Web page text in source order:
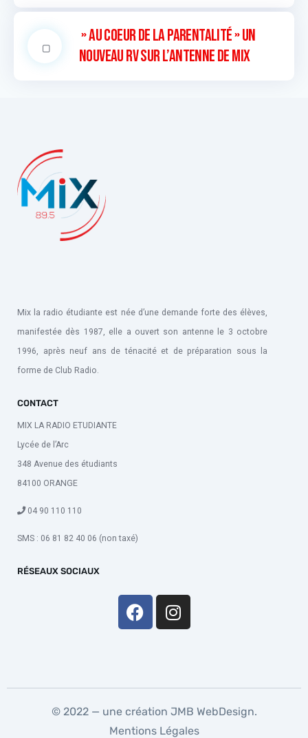
» Au coeur de la parentalité » un
nouveau RV sur l’antenne de Mix
Mix la radio étudiante est née d’une demande forte des élèves,
manifestée dès 1987, elle a ouvert son antenne le 3 octobre
1996, après neuf ans de ténacité et de préparation sous la
forme de Club Radio.
CONTACT
MIX LA RADIO ETUDIANTE
Lycée de l’Arc
348 Avenue des étudiants
84100 ORANGE
04 90 110 110
SMS : 06 81 82 40 06 (non taxé)
RÉSEAUX SOCIAUX
© 2022 — une création JMB WebDesign.
Mentions Légales